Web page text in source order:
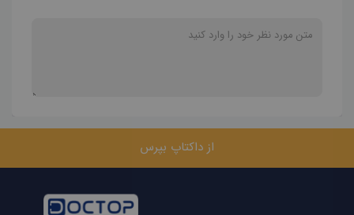
از داکتاپ بپرس